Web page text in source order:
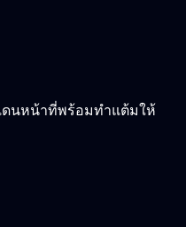
ดนหน้าที่พร้อมทำแต้มให้